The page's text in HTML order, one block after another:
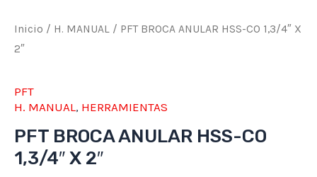
Inicio / H. MANUAL / PFT BROCA ANULAR HSS-CO 1,3/4″ X
2″
PFT
H. MANUAL, HERRAMIENTAS
PFT BROCA ANULAR HSS-CO
1,3/4″ X 2″